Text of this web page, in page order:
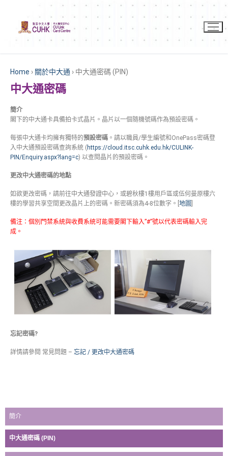
Home › 關於中大通 › 中大通密碼 (PIN)
中大通密碼
簡介
閣下的中大通卡具備拍卡式晶片。晶片以一個隨機號碼作為預設密碼。
每張中大通卡均擁有獨特的預設密碼 。請以職員/學生編號和OnePass密碼登
入中大通預設密碼查詢系統 ( https://cloud.itsc.cuhk.edu.hk/CULINK-
PIN/Enquiry.aspx?lang=c) 以查閱晶片的預設密碼。
更改中大通密碼的地點
如欲更改密碼，請前往中大通發證中心 ， 或碧秋樓1樓用戶區或伍何曼原樓六
樓的學習共享空間更改晶片上的密碼。新密碼須為4-8位數字。 地圖
備注：個別門禁系統與收費系統可能需要閣下輸入”#”號以代表密碼輸入完
成。
忘記密碼?
詳情請參閱 常見問題 – 忘記 / 更改中大通密碼
簡介
中大通密碼 (PIN)